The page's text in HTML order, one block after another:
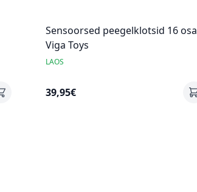
Sensoorsed peegelklotsid 16 osa
Viga Toys
LAOS
39,95€